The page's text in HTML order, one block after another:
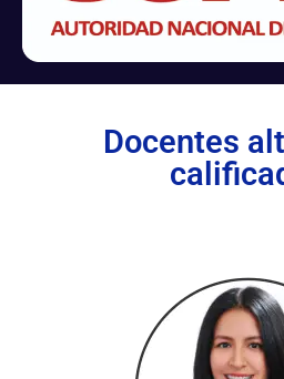
Docentes